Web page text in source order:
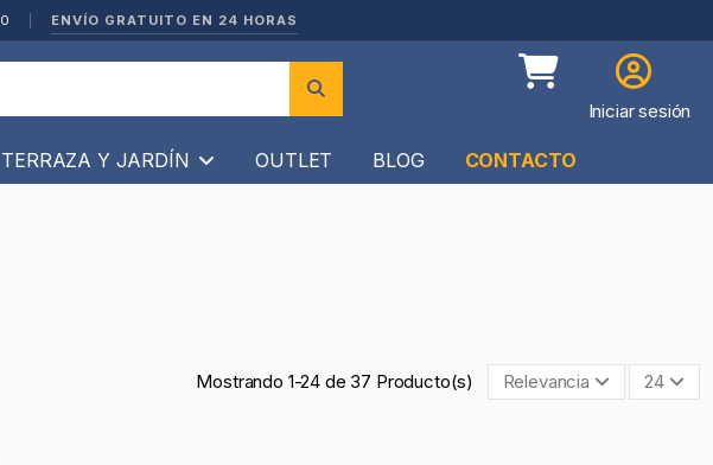
ENVÍO GRATUITO EN 24 HORAS
Iniciar sesión
TERRAZA Y JARDÍN OUTLET BLOG CONTACTO
Mostrando 1-24 de 37 Producto(s) Relevancia 24